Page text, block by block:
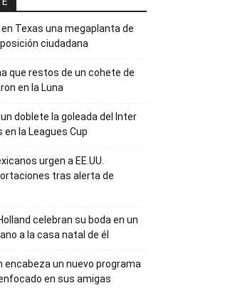
Texas una megaplanta de
ciudadana
que restos de un cohete de
en la Luna
doblete la goleada del Inter
en la Leagues Cup
urgen a EE.UU.
tras alerta de
celebran su boda en un
a la casa natal de él
encabeza un nuevo programa
en sus amigas